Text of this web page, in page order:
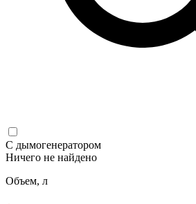
С дымогенератором
Ничего не найдено
Объем, л